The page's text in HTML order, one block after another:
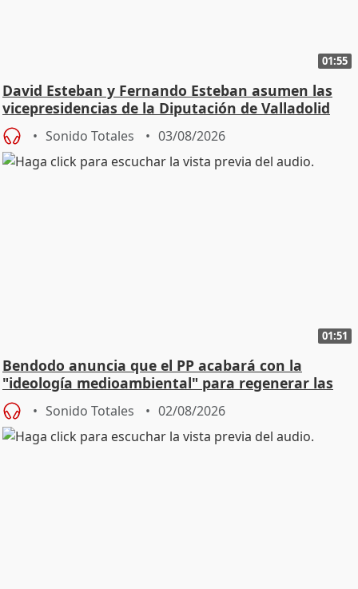
01:55
David Esteban y Fernando Esteban asumen las
vicepresidencias de la Diputación de Valladolid
Sonido Totales 03/08/2026
01:51
Bendodo anuncia que el PP acabará con la
"ideología medioambiental" para regenerar las
playas
Sonido Totales 02/08/2026